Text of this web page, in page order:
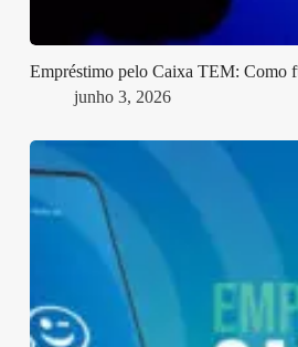
Empréstimo pelo Caixa TEM: Como
junho 3, 2026